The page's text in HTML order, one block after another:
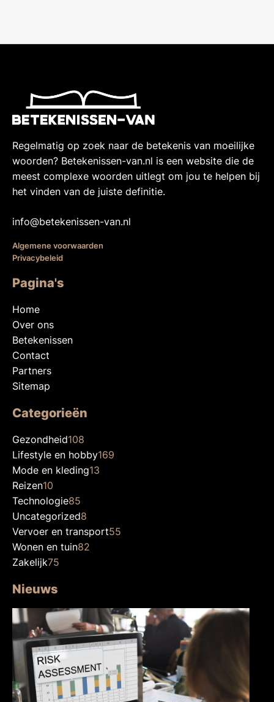
Regelmatig op zoek naar de betekenis van moeilijke
woorden? Betekenissen-van.nl is een website die de
meest complexe woorden uitlegt om jou te helpen bij
het vinden van de juiste definitie.
info@betekenissen-van.nl
Algemene voorwaarden
Privacybeleid
Pagina's
Home
Over ons
Betekenissen
Contact
Partners
Sitemap
Categorieën
Gezondheid108
Lifestyle en hobby169
Mode en kleding13
Reizen10
Technologie85
Uncategorized8
Vervoer en transport55
Wonen en tuin82
Zakelijk75
Nieuws